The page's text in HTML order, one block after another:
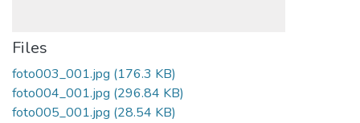
Files
foto003_001.jpg (176.3 KB)
foto004_001.jpg (296.84 KB)
foto005_001.jpg (28.54 KB)